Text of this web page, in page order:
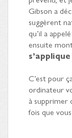
Gibson a
suggèrent
qu’il a appelé
ensuite
C’est pour
ordinateur
à supprimer
fois que